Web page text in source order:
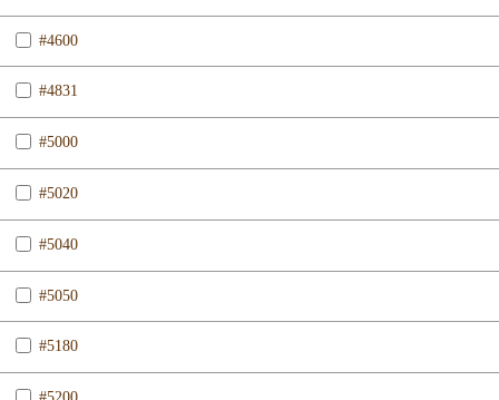
#4600
#4831
#5000
#5020
#5040
#5050
#5180